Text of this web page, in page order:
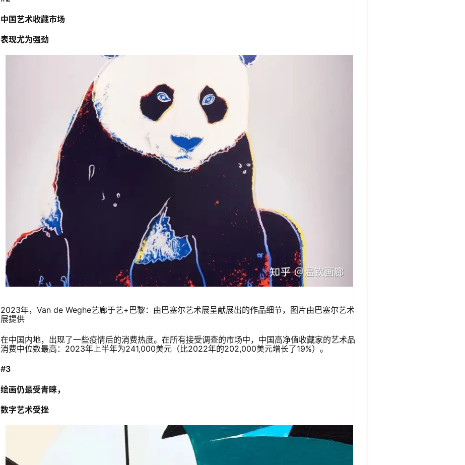
中国艺术收藏市场
表现尤为强劲
2023年，Van de Weghe艺廊于艺+巴黎：由巴塞尔艺术展呈献展出的作品细节，图片由巴塞尔艺术
展提供
在中国内地，出现了一些疫情后的消费热度。在所有接受调查的市场中，中国高净值收藏家的艺术品
消费中位数最高：2023年上半年为241,000美元（比2022年的202,000美元增长了19%）。
#3
绘画仍最受青睐，
数字艺术受挫